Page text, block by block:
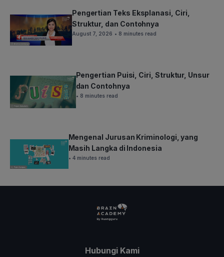
Pengertian Teks Eksplanasi, Ciri,
Struktur, dan Contohnya
August 7, 2026 • 8 minutes read
Pengertian Puisi, Ciri, Struktur, Unsur
dan Contohnya
• 8 minutes read
Mengenal Jurusan Kriminologi, yang
Masih Langka di Indonesia
• 4 minutes read
Hubungi Kami